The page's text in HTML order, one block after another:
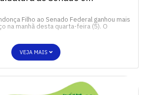
Filho ao Senado Federal ganhou mais
na manhã desta quarta-feira (5). O
VEJA MAIS